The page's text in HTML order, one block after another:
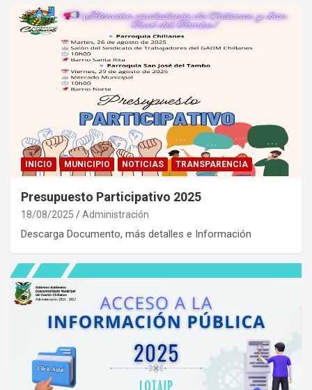
INICIO MUNICIPIO NOTICIAS TRANSPARENCIA
Presupuesto Participativo 2025
18/08/2025 Administración
Descarga Documento, más detalles e Información